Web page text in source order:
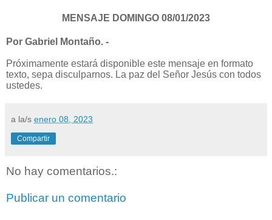
MENSAJE DOMINGO 08/01/2023
Por Gabriel Montaño. -
Próximamente estará disponible este mensaje en formato
texto, sepa disculparnos. La paz del Señor Jesús con todos
ustedes.
a la/s enero 08, 2023
Compartir
No hay comentarios.:
Publicar un comentario